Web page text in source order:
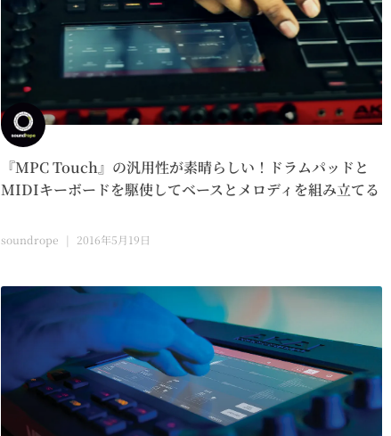
『MPC Touch』の汎用性が素晴らしい！ドラムパッドと
MIDIキーボードを駆使してベースとメロディを組み立てる
soundrope 2016年5月19日